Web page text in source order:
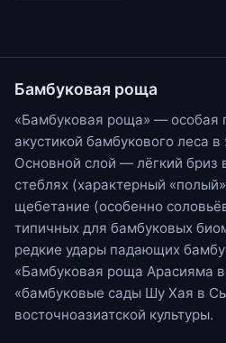
Бамбуковая роща
«Бамбуковая роща» — особая
акустикой бамбукового леса
Основной слой — лёгкий бриз
стеблях (характерный
щебетание (особенно
типичных для бамбуковых
редкие удары падающих
«Бамбуковая роща Арасияма
«бамбуковые сады Шу Хая в
восточноазиатской культуры.